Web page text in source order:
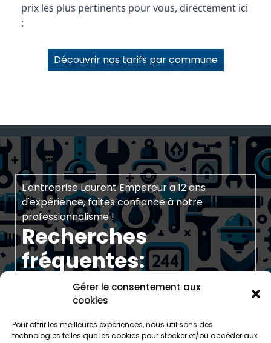
Gérer le consentement aux
cookies
Pour offrir les meilleures expériences, nous utilisons des
technologies telles que les cookies pour stocker et/ou accéder aux
prix les plus pertinents pour vous, directement ici
:
Découvrir nos tarifs par commune
L'entreprise Laurent Empereur a 12 ans
d'expérience, faîtes confiance à notre
professionnalisme !
Recherches
fréquentes:
https://laurentempereur.bzh/plomberie/
https://laurentempereur.bzh/home-horaires-
nord-electricite-chauffage/
https://laurentempereur.bzh/electricite/